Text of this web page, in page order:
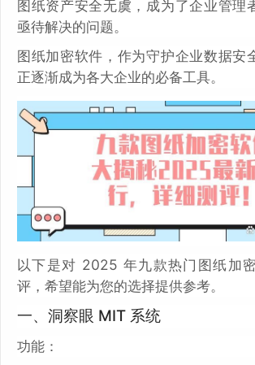
图纸资产安全无虞，成为了企业管理
亟待解决的问题。
图纸加密软件，作为守护企业数据安
正逐渐成为各大企业的必备工具。
以下是对 2025 年九款热门图纸加
评，希望能为您的选择提供参考。
一、洞察眼 MIT 系统
功能：